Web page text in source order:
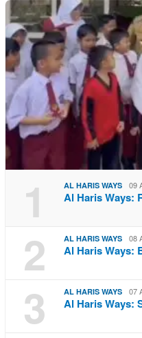
1 AL HARIS WAYS 09
Al Haris Ways:
2 AL HARIS WAYS 08
Al Haris Ways:
3 AL HARIS WAYS 07
Al Haris Ways: